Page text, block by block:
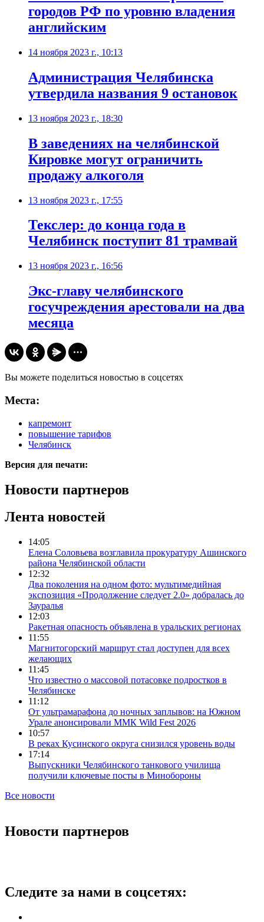
городов РФ по уровню владения
английским
14 ноября 2023 г., 10:13
Администрация Челябинска
утвердила названия 9 остановок
13 ноября 2023 г., 18:30
В заведениях на челябинской
Кировке могут ограничить
продажу алкоголя
13 ноября 2023 г., 17:55
Текслер: до конца года в
Челябинск поступит 81 трамвай
13 ноября 2023 г., 16:56
Экс-главу челябинского
госучреждения арестовали на два
месяца
Вы можете поделиться новостью в соцсетях
Места:
капремонт
повышение тарифов
Челябинск
Версия для печати:
Новости партнеров
Лента новостей
14:05
Елена Соловьева возглавила прокуратуру Ашинского
района Челябинской области
12:32
Два поколения на одном фото: мультимедийная
экспозиция «Продолжение следует 2.0» добралась до
Зауралья
12:03
Ракетная опасность объявлена в уральских регионах
11:55
Магнитогорский маршрут стал доступен для всех
желающих
11:45
Что известно о массовой потасовке подростков в
Челябинске
11:12
От ультрамарафона до ночных заплывов: на Южном
Урале анонсировали ММК Wild Fest 2026
10:57
В реках Кусинского округа снизился уровень воды
17:14
Выпускники Челябинского танкового училища
получили ключевые посты в Минобороны
Все новости
Новости партнеров
Следите за нами в соцсетях: